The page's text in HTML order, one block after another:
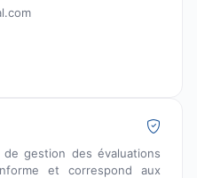
gestion des évaluations
et correspond aux